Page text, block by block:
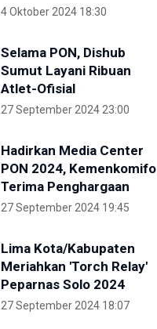
4 Oktober 2024 18:30
Selama PON, Dishub
Sumut Layani Ribuan
Atlet-Ofisial
27 September 2024 23:00
Hadirkan Media Center
PON 2024, Kemenkomifo
Terima Penghargaan
27 September 2024 19:45
Lima Kota/Kabupaten
Meriahkan 'Torch Relay'
Peparnas Solo 2024
27 September 2024 18:07